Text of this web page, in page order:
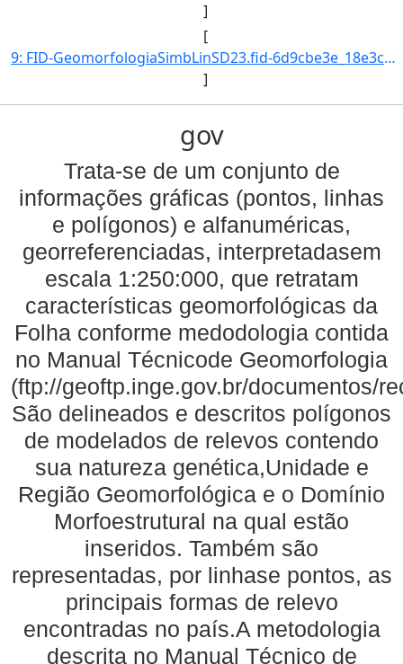
]
[
9: FID-GeomorfologiaSimbLinSD23.fid-6d9cbe3e_18e3cb6078c_-685d-Folha-SD23-Codigo_Grupo_Genese-4-Nome_Gr]
]
gov
Trata-se de um conjunto de
informações gráficas (pontos, linhas
e polígonos) e alfanuméricas,
georreferenciadas, interpretadasem
escala 1:250:000, que retratam
características geomorfológicas da
Folha conforme medodologia contida
no Manual Técnicode Geomorfologia
(ftp://geoftp.inge.gov.br/documentos/
São delineados e descritos polígonos
de modelados de relevos contendo
sua natureza genética,Unidade e
Região Geomorfológica e o Domínio
Morfoestrutural na qual estão
inseridos. Também são
representadas, por linhase pontos, as
principais formas de relevo
encontradas no país.A metodologia
descrita no Manual Técnico de